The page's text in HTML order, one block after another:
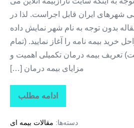
شهرهای ایران قابل اجراست. لذا در
بدون توجه به نام شهر نمایش داده
خرید بیمه نامه را آغاز نمایید. (تمام
تعریف بیمه درمان تکمیلی اهمیت و
مزایای بیمه درمان […]
ادامه مطلب
تاراز
بیمه
بیمه
دسته‌ها: مقالات بیمه ای